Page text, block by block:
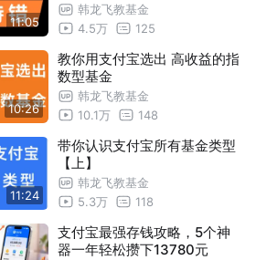
11:05
韩龙飞教基金
4.5万
125
10:26
教你用支付宝选出 高收益的指
数型基金
韩龙飞教基金
10.1万
148
11:24
带你认识支付宝所有基金类型
【上】
韩龙飞教基金
5.3万
118
支付宝最强存钱攻略，5个神
器一年轻松攒下13780元